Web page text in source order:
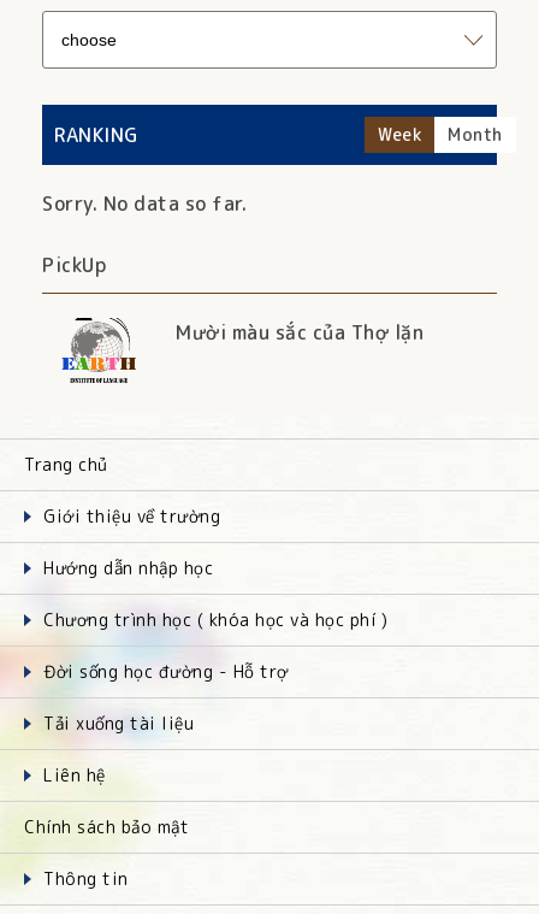
RANKING Week Month
Sorry. No data so far.
PickUp
Mười màu sắc của Thợ lặn
Trang chủ
Giới thiệu về trường
Hướng dẫn nhập học
Chương trình học ( khóa học và học phí )
Đời sống học đường - Hỗ trợ
Tải xuống tài liệu
Liên hệ
Chính sách bảo mật
Thông tin